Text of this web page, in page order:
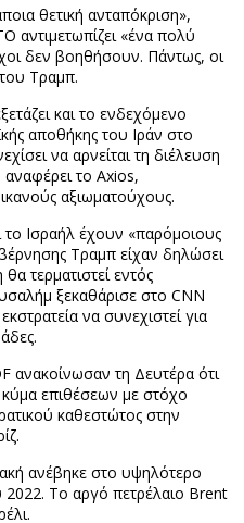
θετική ανταπόκριση»,
αντιμετωπίζει «ένα πολύ
δεν βοηθήσουν. Πάντως, οι
Τραμπ.
και το ενδεχόμενο
αποθήκης του Ιράν στο
να αρνείται τη διέλευση
το Axios,
αξιωματούχους.
Ισραήλ έχουν «παρόμοιους
Τραμπ είχαν δηλώσει
τερματιστεί εντός
ξεκαθάρισε στο CNN
να συνεχιστεί για
ανακοίνωσαν τη Δευτέρα ότι
κύμα επιθέσεων με στόχο
καθεστώτος στην
ανέβηκε στο υψηλότερο
2022. Το αργό πετρέλαιο Brent